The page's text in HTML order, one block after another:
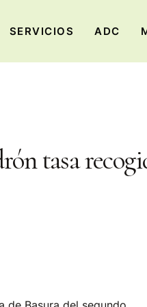
SERVICIOS ADC
tasa